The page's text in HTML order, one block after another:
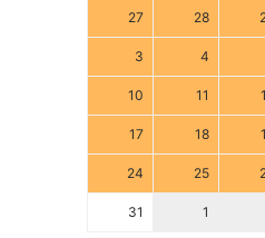
27 28
3 4
10 11
17 18
24 25
31 1